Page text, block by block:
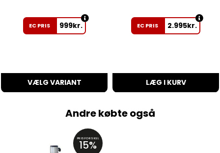
EC PRIS 999kr.
VÆLG VARIANT
EC PRIS 2.995kr.
LÆG I KURV
Andre købte også
PRISFORSKEL
15%